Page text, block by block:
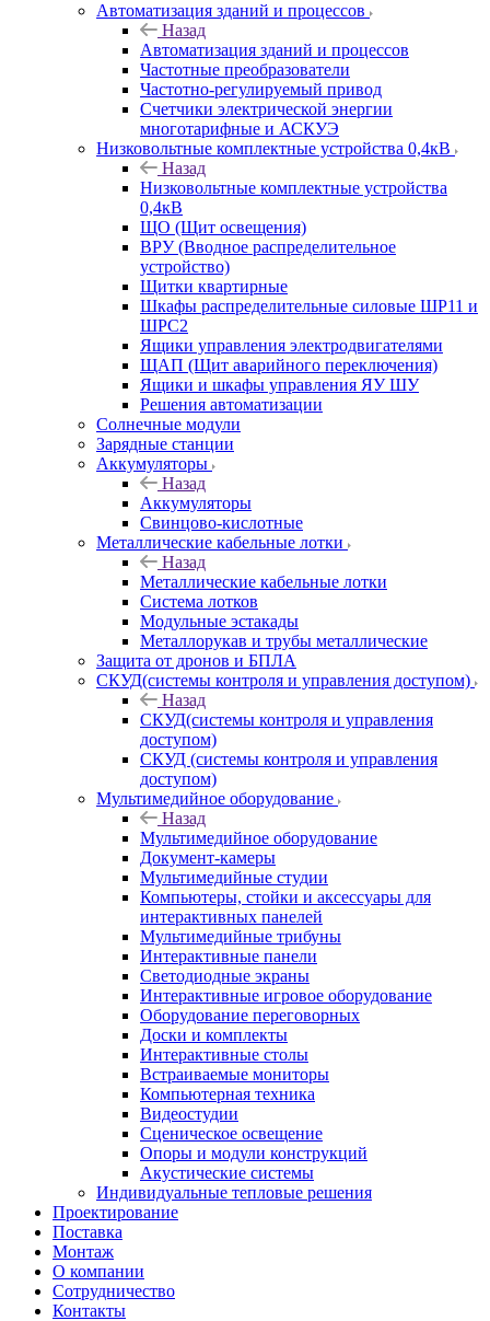
Автоматизация зданий и процессов
Назад
Автоматизация зданий и процессов
Частотные преобразователи
Частотно-регулируемый привод
Счетчики электрической энергии
многотарифные и АСКУЭ
Низковольтные комплектные устройства 0,4кВ
Назад
Низковольтные комплектные устройства
0,4кВ
ЩО (Щит освещения)
ВРУ (Вводное распределительное
устройство)
Щитки квартирные
Шкафы распределительные силовые ШР11 и
ШРС2
Ящики управления электродвигателями
ЩАП (Щит аварийного переключения)
Ящики и шкафы управления ЯУ ШУ
Решения автоматизации
Солнечные модули
Зарядные станции
Аккумуляторы
Назад
Аккумуляторы
Свинцово-кислотные
Металлические кабельные лотки
Назад
Металлические кабельные лотки
Система лотков
Модульные эстакады
Металлорукав и трубы металлические
Защита от дронов и БПЛА
СКУД(системы контроля и управления доступом)
Назад
СКУД(системы контроля и управления
доступом)
СКУД (системы контроля и управления
доступом)
Мультимедийное оборудование
Назад
Мультимедийное оборудование
Документ-камеры
Мультимедийные студии
Компьютеры, стойки и аксессуары для
интерактивных панелей
Мультимедийные трибуны
Интерактивные панели
Светодиодные экраны
Интерактивные игровое оборудование
Оборудование переговорных
Доски и комплекты
Интерактивные столы
Встраиваемые мониторы
Компьютерная техника
Видеостудии
Cценическое освещение
Опоры и модули конструкций
Акустические системы
Индивидуальные тепловые решения
Проектирование
Поставка
Монтаж
О компании
Сотрудничество
Контакты